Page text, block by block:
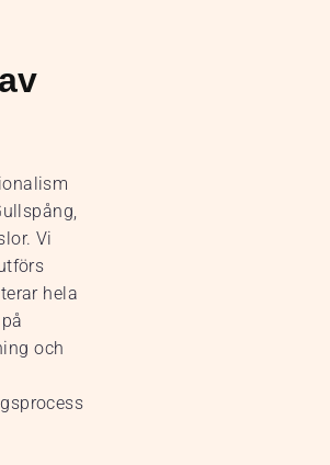
Vi
hela
och